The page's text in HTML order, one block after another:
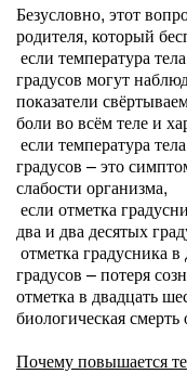
Безусловно, этот
родителя, который
если температура
градусов могут
показатели
боли во всём теле и
если температура
градусов – это
слабости организма,
если отметка
два и два десятых
отметка градусника
градусов – потеря
отметка в двадцать
биологическая смерть
Почему повышается